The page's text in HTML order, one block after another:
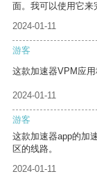
面。我可以使用它来
2024-01-11
游客
这款加速器VPM应
2024-01-11
游客
这款加速器app的加
区的线路。
2024-01-11